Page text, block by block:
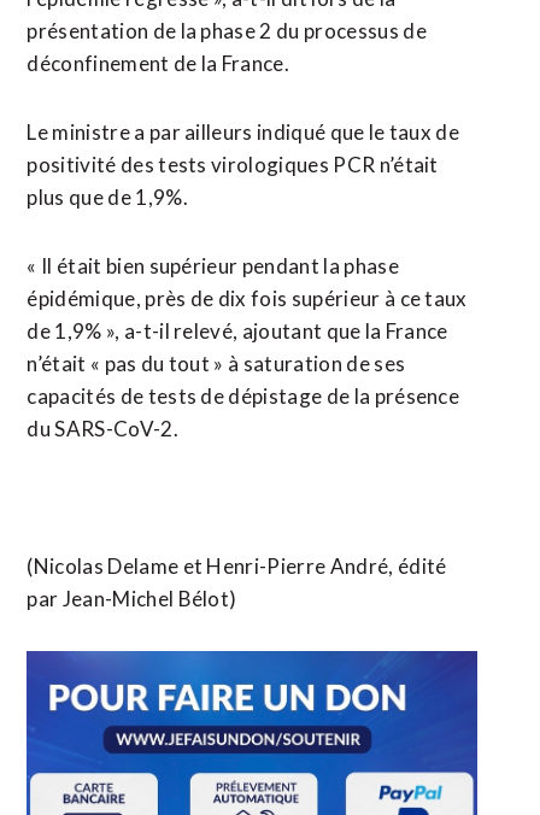
présentation de la phase 2 du processus de
déconfinement de la France.
Le ministre a par ailleurs indiqué que le taux de
positivité des tests virologiques PCR n’était
plus que de 1,9%.
« Il était bien supérieur pendant la phase
épidémique, près de dix fois supérieur à ce taux
de 1,9% », a-t-il relevé, ajoutant que la France
n’était « pas du tout » à saturation de ses
capacités de tests de dépistage de la présence
du SARS-CoV-2.
(Nicolas Delame et Henri-Pierre André, édité
par Jean-Michel Bélot)